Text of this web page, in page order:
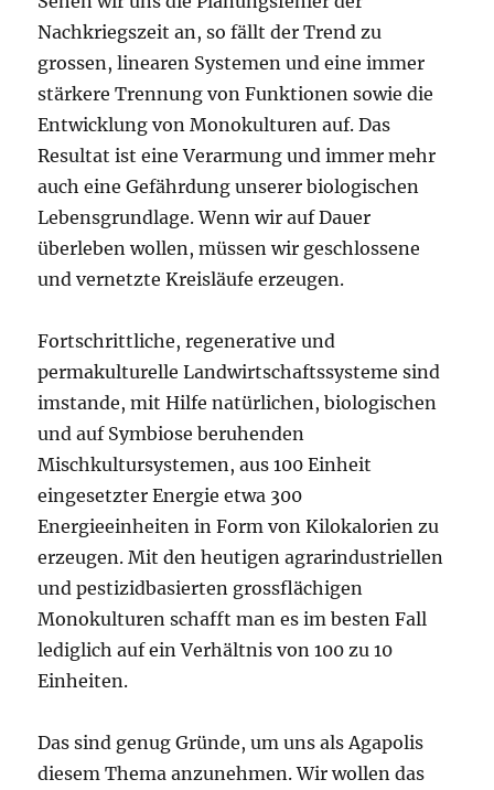
Nachkriegszeit an, so fällt der Trend zu
grossen, linearen Systemen und eine immer
stärkere Trennung von Funktionen sowie die
Entwicklung von Monokulturen auf. Das
Resultat ist eine Verarmung und immer mehr
auch eine Gefährdung unserer biologischen
Lebensgrundlage. Wenn wir auf Dauer
überleben wollen, müssen wir geschlossene
und vernetzte Kreisläufe erzeugen.
Fortschrittliche, regenerative und
permakulturelle Landwirtschaftssysteme sind
imstande, mit Hilfe natürlichen, biologischen
und auf Symbiose beruhenden
Mischkultursystemen, aus 100 Einheit
eingesetzter Energie etwa 300
Energieeinheiten in Form von Kilokalorien zu
erzeugen. Mit den heutigen agrarindustriellen
und pestizidbasierten grossflächigen
Monokulturen schafft man es im besten Fall
lediglich auf ein Verhältnis von 100 zu 10
Einheiten.
Das sind genug Gründe, um uns als Agapolis
diesem Thema anzunehmen. Wir wollen das